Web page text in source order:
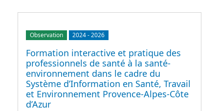
Observation 2024-2026
Formation interactive et pratique des
professionnels de santé à la santé-
environnement dans le cadre du
Système d’Information en Santé, Travail
et Environnement Provence-Alpes-Côte
d’Azur